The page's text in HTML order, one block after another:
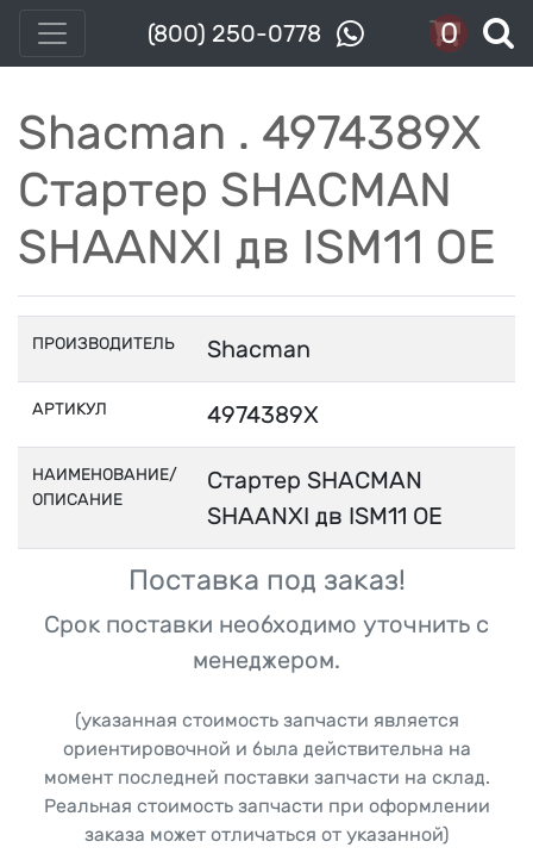
(800) 250-0778 0
Shacman . 4974389X
Стартер SHACMAN
SHAANXI дв ISM11 OE
ПРОИЗВОДИТЕЛЬ Shacman
АРТИКУЛ 4974389X
НАИМЕНОВАНИЕ/
ОПИСАНИЕ
Стартер SHACMAN
SHAANXI дв ISM11 OE
Поставка под заказ!
Срок поставки необходимо уточнить с
менеджером.
(указанная стоимость запчасти является
ориентировочной и была действительна на
момент последней поставки запчасти на склад.
Реальная стоимость запчасти при оформлении
заказа может отличаться от указанной)